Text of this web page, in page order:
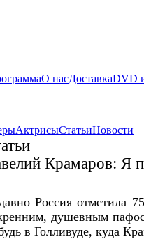
О насДоставкаDVD
АктрисыСтатьиНовости
Крамаров: Я
Россия отметила
душевным
в Голливуде, куда